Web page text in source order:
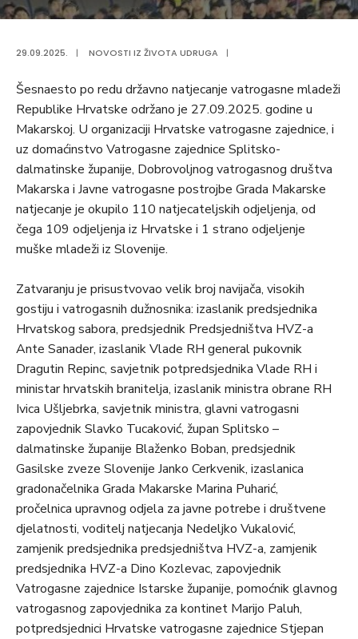
29.09.2025. | NOVOSTI IZ ŽIVOTA UDRUGA |
Šesnaesto po redu državno natjecanje vatrogasne mladeži
Republike Hrvatske održano je 27.09.2025. godine u
Makarskoj. U organizaciji Hrvatske vatrogasne zajednice, i
uz domaćinstvo Vatrogasne zajednice Splitsko-
dalmatinske županije, Dobrovoljnog vatrogasnog društva
Makarska i Javne vatrogasne postrojbe Grada Makarske
natjecanje je okupilo 110 natjecateljskih odjeljenja, od
čega 109 odjeljenja iz Hrvatske i 1 strano odjeljenje
muške mladeži iz Slovenije.
Zatvaranju je prisustvovao velik broj navijača, visokih
gostiju i vatrogasnih dužnosnika: izaslanik predsjednika
Hrvatskog sabora, predsjednik Predsjedništva HVZ-a
Ante Sanader, izaslanik Vlade RH general pukovnik
Dragutin Repinc, savjetnik potpredsjednika Vlade RH i
ministar hrvatskih branitelja, izaslanik ministra obrane RH
Ivica Ušljebrka, savjetnik ministra, glavni vatrogasni
zapovjednik Slavko Tucaković, župan Splitsko –
dalmatinske županije Blaženko Boban, predsjednik
Gasilske zveze Slovenije Janko Cerkvenik, izaslanica
gradonačelnika Grada Makarske Marina Puharić,
pročelnica upravnog odjela za javne potrebe i društvene
djelatnosti, voditelj natjecanja Nedeljko Vukalović,
zamjenik predsjednika predsjedništva HVZ-a, zamjenik
predsjednika HVZ-a Dino Kozlevac, zapovjednik
Vatrogasne zajednice Istarske županije, pomoćnik glavnog
vatrogasnog zapovjednika za kontinet Marijo Paluh,
potpredsjednici Hrvatske vatrogasne zajednice Stjepan